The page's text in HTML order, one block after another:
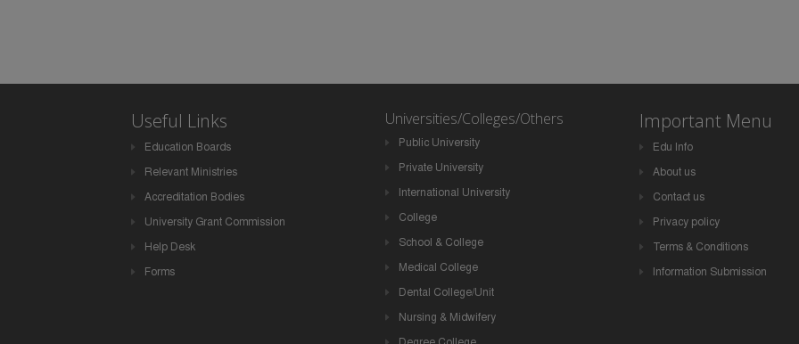
Useful Links
Education Boards
Relevant Ministries
Accreditation Bodies
University Grant Commission
Help Desk
Forms
Universities/Colleges/Others
Public University
Private University
International University
College
School & College
Medical College
Dental College/Unit
Nursing & Midwifery
Important Menu
Edu Info
About us
Contact us
Privacy policy
Terms & Conditions
Information Submission